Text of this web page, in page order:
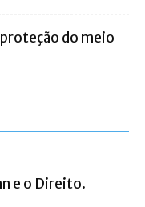
do meio
e o Direito.